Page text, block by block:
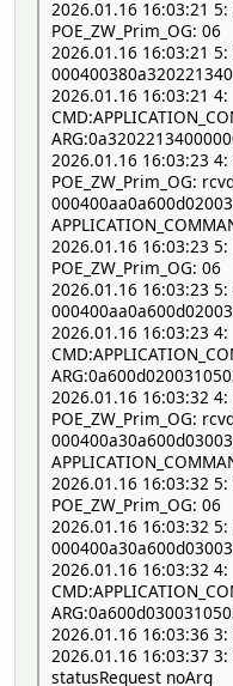
2026.01.16 16:03:21
POE_ZW_Prim_OG: 06
2026.01.16 16:03:21 5:
2026.01.16 16:03:21 4:
2026.01.16 16:03:23 4:
POE_ZW_Prim_OG:
2026.01.16 16:03:23
POE_ZW_Prim_OG: 06
2026.01.16 16:03:23 5:
2026.01.16 16:03:23 4:
2026.01.16 16:03:32 4:
POE_ZW_Prim_OG:
2026.01.16 16:03:32
POE_ZW_Prim_OG: 06
2026.01.16 16:03:32 5:
2026.01.16 16:03:32 4:
2026.01.16 16:03:36
2026.01.16 16:03:37
statusRequest noArg